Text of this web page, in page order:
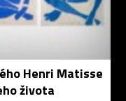
Henri Matisse
života